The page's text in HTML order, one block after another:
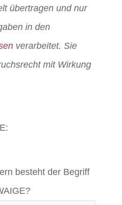
übertragen und nur
in den
verarbeitet. Sie
mit Wirkung
besteht der Begriff